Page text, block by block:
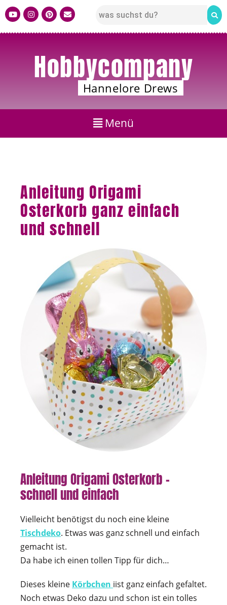
Hobbycompany
Hannelore Drews
Anleitung Origami
Osterkorb ganz einfach
und schnell
Anleitung Origami Osterkorb –
schnell und einfach
Vielleicht benötigst du noch eine kleine
Tischdeko. Etwas was ganz schnell und einfach
gemacht ist.
Da habe ich einen tollen Tipp für dich…
Dieses kleine Körbchen iist ganz einfach gefaltet.
Noch etwas Deko dazu und schon ist ein tolles